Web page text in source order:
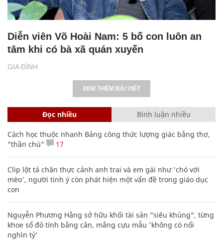
GIA ĐÌNH
Diễn viên Võ Hoài Nam: 5 bố con luôn an
tâm khi có bà xã quán xuyến
XEM THÊM BÀI VIẾT
Đọc nhiều Bình luận nhiều
Cách học thuộc nhanh Bảng công thức lượng giác bằng thơ,
"thần chú"
17
Clip lột tả chân thực cảnh anh trai và em gái như 'chó với
mèo', người tinh ý còn phát hiện một vấn đề trong giáo dục
con
Nguyễn Phương Hằng sở hữu khối tài sản "siêu khủng", từng
khoe sổ đỏ tính bằng cân, mắng cựu mẫu 'không có nổi
nghìn tỷ'